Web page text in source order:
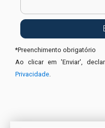
*Preenchimento obrigatório
Ao clicar em 'Enviar',
Privacidade.